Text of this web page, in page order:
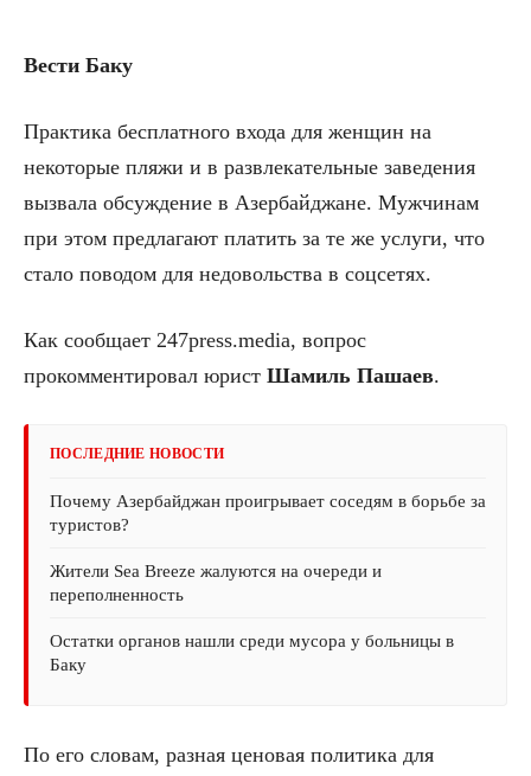
Вести Баку
Практика бесплатного входа для женщин на
некоторые пляжи и в развлекательные заведения
вызвала обсуждение в Азербайджане. Мужчинам
при этом предлагают платить за те же услуги, что
стало поводом для недовольства в соцсетях.
Как сообщает 247press.media, вопрос
прокомментировал юрист Шамиль Пашаев.
ПОСЛЕДНИЕ НОВОСТИ
Почему Азербайджан проигрывает соседям в борьбе за
туристов?
Жители Sea Breeze жалуются на очереди и
переполненность
Остатки органов нашли среди мусора у больницы в
Баку
По его словам, разная ценовая политика для